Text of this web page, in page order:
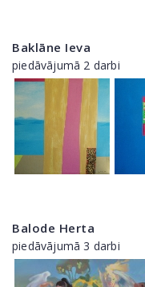
Baklāne Ieva
piedāvājumā 2 darbi
Balode Herta
piedāvājumā 3 darbi